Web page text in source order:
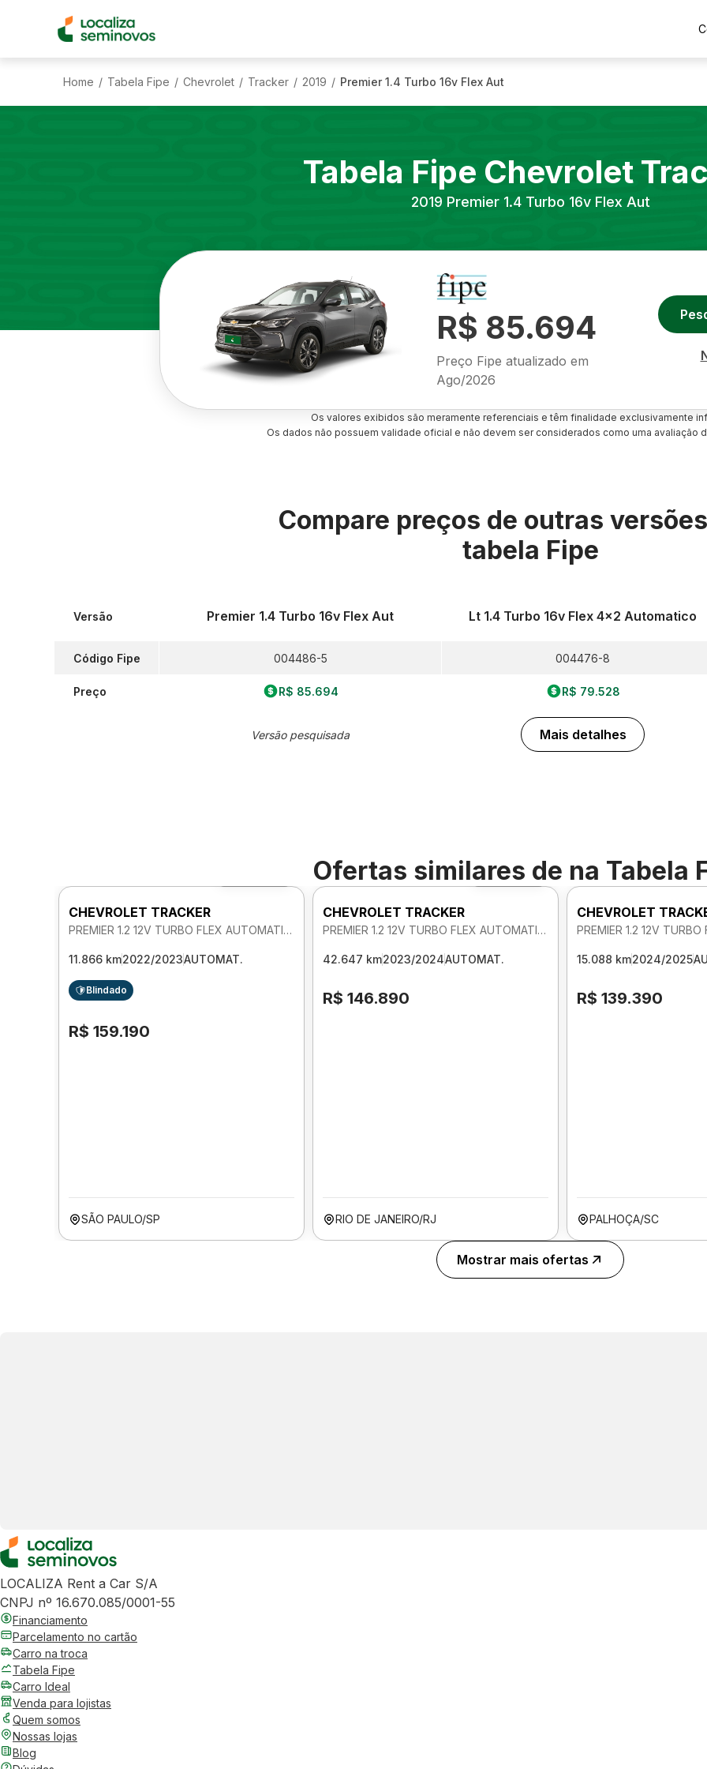
Home / Tabela Fipe / Chevrolet / Tracker / 2019 / Premier 1.4 Turbo 16v Flex Aut
Tabela Fipe Chevrolet
2019 Premier 1.4 Turbo 16v Flex Aut
R$ 85.694
Preço Fipe atualizado em
Ago/2026
Os valores exibidos são meramente referenciais e têm finalidade exclusivamente
Os dados não possuem validade oficial e não devem ser considerados como uma avaliação
Compare preços de outras
tabela Fipe
Versão
Código Fipe
Preço
Premier 1.4 Turbo 16v Flex Aut
004486-5
R$ 85.694
Versão pesquisada
Lt 1.4 Turbo 16v Flex 4x2 Automatico
004476-8
R$ 79.528
Mais detalhes
Ofertas similares de na Tabela
CHEVROLET TRACKER
PREMIER 1.2 12V TURBO FLEX AUTOMATICO
11.866 km2022/2023AUTOMAT.
Blindado
R$ 159.190
SÃO PAULO/SP
Foto 360º
CHEVROLET TRACKER
PREMIER 1.2 12V TURBO FLEX AUTOMATICO
42.647 km2023/2024AUTOMAT.
R$ 146.890
RIO DE JANEIRO/RJ
CHEVROLET
15.088 km2024/2025
R$ 139.390
PALHOÇA/SC
Mostrar mais ofertas
LOCALIZA Rent a Car S/A
CNPJ nº 16.670.085/0001-55
Financiamento
Parcelamento no cartão
Carro na troca
Tabela Fipe
Carro Ideal
Venda para lojistas
Quem somos
Nossas lojas
Blog